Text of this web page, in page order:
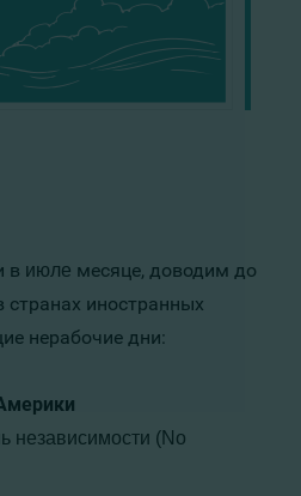
в июле месяце, доводим до
странах иностранных
нерабочие дни:
независимости (No